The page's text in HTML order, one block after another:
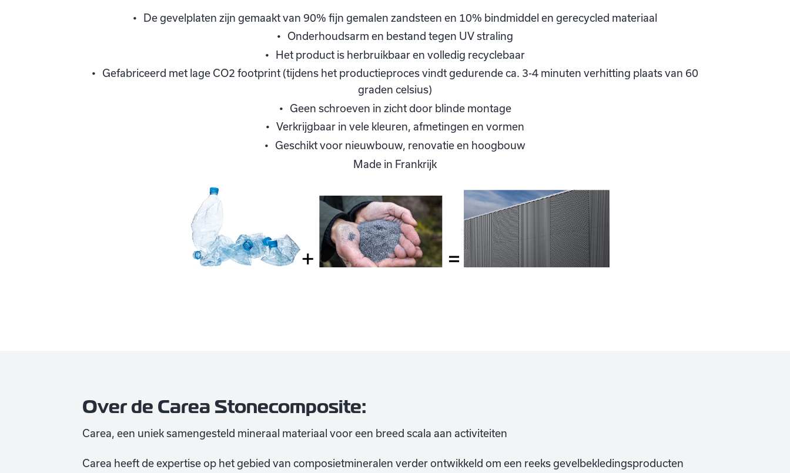
De gevelplaten zijn gemaakt van 90% fijn gemalen zandsteen en 10% bindmiddel en gerecycled materiaal
Onderhoudsarm en bestand tegen UV straling
Het product is herbruikbaar en volledig recyclebaar
Gefabriceerd met lage CO2 footprint (tijdens het productieproces vindt gedurende ca. 3-4 minuten verhitting plaats van 60
graden celsius)
Geen schroeven in zicht door blinde montage
Verkrijgbaar in vele kleuren, afmetingen en vormen
Geschikt voor nieuwbouw, renovatie en hoogbouw
Made in Frankrijk
Over de Carea Stonecomposite:
Carea, een uniek samengesteld mineraal materiaal voor een breed scala aan activiteiten
Carea heeft de expertise op het gebied van composietmineralen verder ontwikkeld om een reeks gevelbekledingsproducten